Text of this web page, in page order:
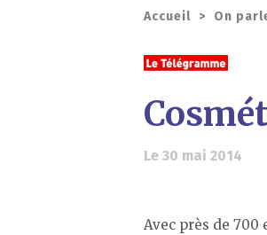
Accueil > On
Le 30 mai 2014
Avec près de 700